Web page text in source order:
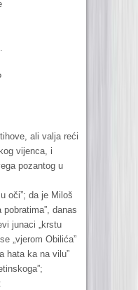
ali valja reći
vijenca, i
pozantog u
oči”; da je Miloš
pobratima”, danas
junaci „krstu
„vjerom Obilića”
hata ka na vilu”